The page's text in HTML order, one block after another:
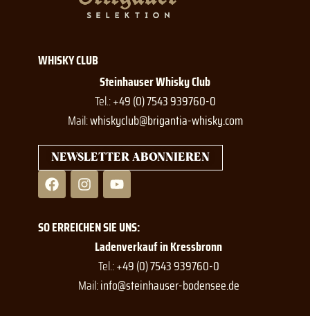
WHISKY CLUB
Steinhauser Whisky Club
Tel.:+49 (0) 7543 939760-0
Mail:whiskyclub@brigantia-whisky.com
NEWSLETTER ABONNIEREN
F
a
c
e
b
I
n
s
t
a
m
Y
o
u
t
u
b
e
SO ERREICHEN SIE UNS:
Ladenverkauf in Kressbronn
Tel.:+49 (0) 7543 939760-0
Mail:info@steinhauser-bodensee.de